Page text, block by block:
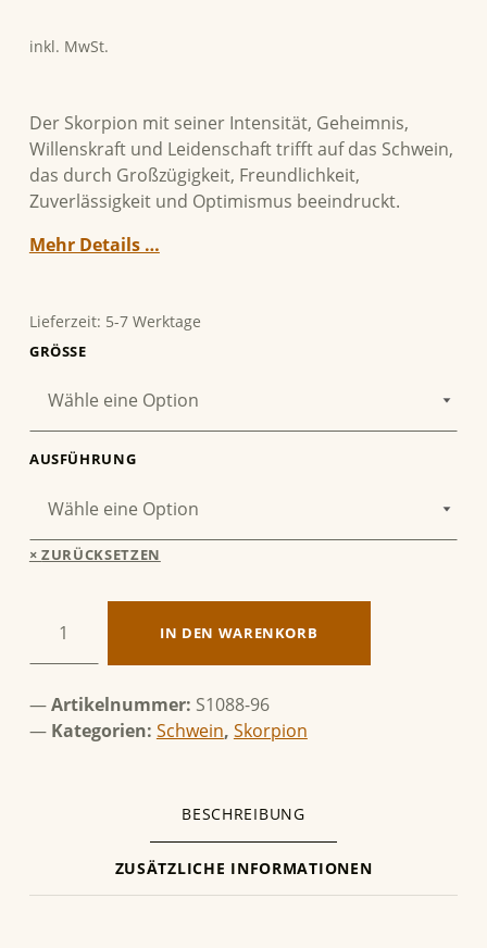
inkl. MwSt.
Der Skorpion mit seiner Intensität, Geheimnis,
Willenskraft und Leidenschaft trifft auf das Schwein,
das durch Großzügigkeit, Freundlichkeit,
Zuverlässigkeit und Optimismus beeindruckt.
Mehr Details …
Lieferzeit: 5-7 Werktage
GRÖSSE
AUSFÜHRUNG
ZURÜCKSETZEN
IN DEN WARENKORB
Artikelnummer: S1088-96
Kategorien: Schwein, Skorpion
BESCHREIBUNG
ZUSÄTZLICHE INFORMATIONEN